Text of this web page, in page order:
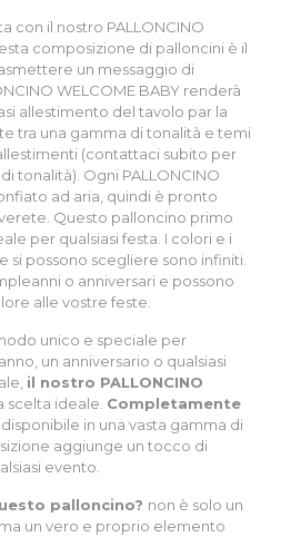
con il nostro PALLONCINO
composizione di palloncini è il
un messaggio di
WELCOME BABY renderà
allestimento del tavolo par la
tra una gamma di tonalità e temi
(contattaci subito per
tonalità) . Ogni PALLONCINO
ad aria, quindi è pronto
Questo palloncino primo
per qualsiasi festa. I colori e i
si possono scegliere sono infiniti.
o anniversari e possono
alle vostre feste.
unico e speciale per
un anniversario o qualsiasi
il nostro PALLONCINO
scelta ideale. Completamente
in una vasta gamma di
aggiunge un tocco di
evento.
palloncino? non è solo un
un vero e proprio elemento